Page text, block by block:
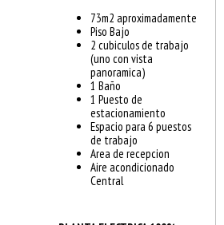
73m2 aproximadamente
Piso Bajo
2 cubiculos de trabajo
(uno con vista
panoramica)
1 Baño
1 Puesto de
estacionamiento
Espacio para 6 puestos
de trabajo
Area de recepcion
Aire acondicionado
Central